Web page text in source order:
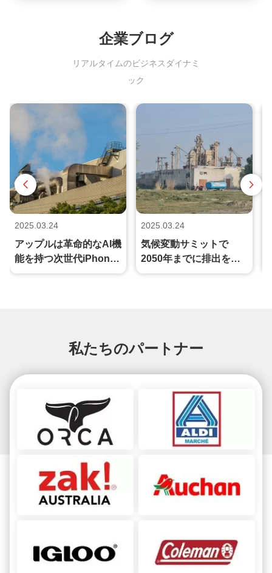
2025.03.24
アップルは革命的なAI機
能を持つ次世代iPhone
を発表した
2025.03.24
気候変動サミットで
2050年までに排出をゼ
ロにする
企業ブログ
リアルタイムのビジネスダイナミ
ック
私たちのパートナー